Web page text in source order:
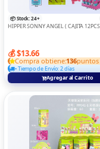
📦 Stock: 24+
HIPPER SONNY ANGEL ( CAJITA
💰 $13.66
Compra obtiene:136puntos
• Tiempo de Envío: 2 días
Agregar al Carrito